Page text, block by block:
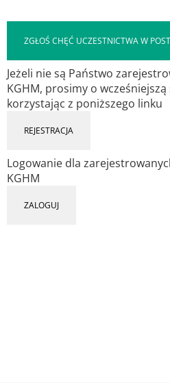
ZGŁOŚ CHĘĆ UCZESTNICTWA W
Jeżeli nie są Państwo
KGHM, prosimy o
korzystając z poniższego linku
REJESTRACJA
Logowanie dla
KGHM
ZALOGUJ